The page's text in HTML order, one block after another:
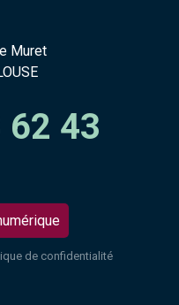
Muret
62 43
de confidentialité